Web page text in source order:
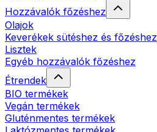
Hozzávalók főzéshez
Olajok
Keverékek sütéshez és főzéshez
Lisztek
Egyéb hozzávalók főzéshez
Étrendek
BIO termékek
Vegán termékek
Gluténmentes termékek